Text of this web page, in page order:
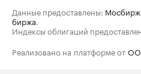
Данные предоставлены:
биржа.
Индексы облигаций
Реализовано на платформе от